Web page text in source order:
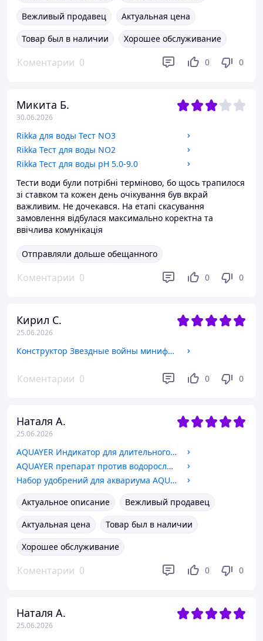
Вежливый продавец
Актуальная цена
Товар был в наличии
Хорошее обслуживание
Коментарии 0 0 0
Микита Б.
30.06.2026
Rikka для воды Тест NO3
Rikka Тест для воды NO2
Rikka Тест для воды рН 5.0-9.0
Тести води були потрібні терміново, бо щось трапилося
зі ставком та кожен день очікування був вкрай
важливим. Не дочекався. На етапі скасування
замовлення відбулася максимально коректна та
ввічлива комунікація
Отправляли дольше обещанного
Коментарии 0 0 0
Кирил С.
25.06.2026
Конструктор Звездные войны минифигурка дроид K-2SO
Коментарии 0 0 0
Наталя А.
25.06.2026
AQUAYER Индикатор для длительного теста для воды СО2, 10мл
AQUAYER препарат против водорослей АльгоШок 100мл
Набор удобрений для аквариума AQUAYER Макро Микро Калий Железо 100 мл комплекс для роста аквариумных растений
Актуальное описание
Вежливый продавец
Актуальная цена
Товар был в наличии
Хорошее обслуживание
Коментарии 0 0 0
Наталя А.
25.06.2026